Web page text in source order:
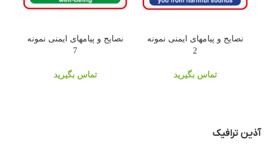
نصایح و پیامهای ایمنی نمونه
2
تماس بگیرید
نصایح و پیامهای ایمنی نمونه
7
تماس بگیرید
آذین ترافیک